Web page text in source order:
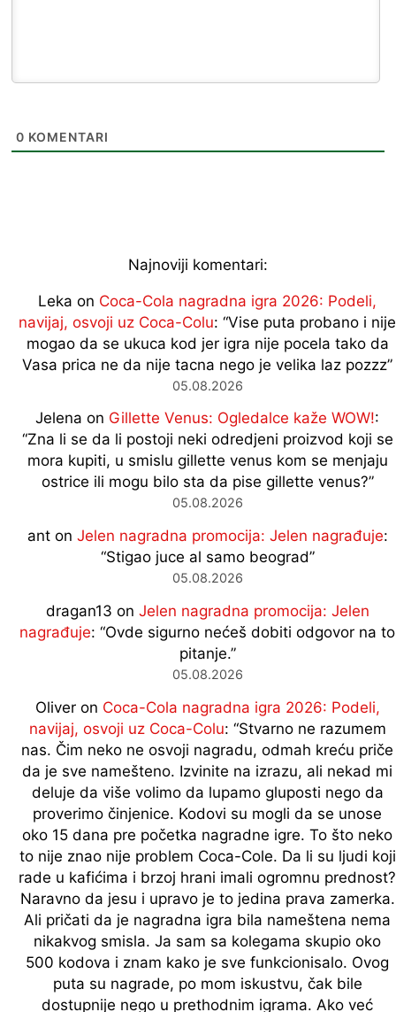
0 KOMENTARI
Najnoviji komentari:
Leka on Coca-Cola nagradna igra 2026: Podeli,
navijaj, osvoji uz Coca-Colu: “Vise puta probano i nije
mogao da se ukuca kod jer igra nije pocela tako da
Vasa prica ne da nije tacna nego je velika laz pozzz”
05.08.2026
Jelena on Gillette Venus: Ogledalce kaže WOW!:
“Zna li se da li postoji neki odredjeni proizvod koji se
mora kupiti, u smislu gillette venus kom se menjaju
ostrice ili mogu bilo sta da pise gillette venus?”
05.08.2026
anton Jelen nagradna promocija: Jelen nagrađuje:
“Stigao juce al samo beograd”
05.08.2026
dragan13 on Jelen nagradna promocija: Jelen
nagrađuje: “Ovde sigurno nećeš dobiti odgovor na to
pitanje.”
05.08.2026
Oliveron Coca-Cola nagradna igra 2026: Podeli,
navijaj, osvoji uz Coca-Colu: “Stvarno ne razumem
nas. Čim neko ne osvoji nagradu, odmah kreću priče
da je sve namešteno. Izvinite na izrazu, ali nekad mi
deluje da više volimo da lupamo gluposti nego da
proverimo činjenice. Kodovi su mogli da se unose
oko 15 dana pre početka nagradne igre. To što neko
to nije znao nije problem Coca-Cole. Da li su ljudi koji
rade u kafićima i brzoj hrani imali ogromnu prednost?
Naravno da jesu i upravo je to jedina prava zamerka.
Ali pričati da je nagradna igra bila nameštena nema
nikakvog smisla. Ja sam sa kolegama skupio oko
500 kodova i znam kako je sve funkcionisalo. Ovog
puta su nagrade, po mom iskustvu, čak bile
dostupnije nego u prethodnim igrama. Ako već